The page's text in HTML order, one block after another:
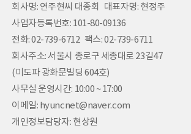
회사명: 연주현씨 대종회 대표자명: 현정주
사업자등록번호: 101-80-09136
전화: 02-739-6712 팩스: 02-739-6711
회사주소: 서울시 종로구 세종대로 23길47
(미도파 광화문빌딩 604호)
사무실 운영시간: 10:00 ~ 17:00
이메일: hyuncnet@naver.com
개인정보담당자: 현상원